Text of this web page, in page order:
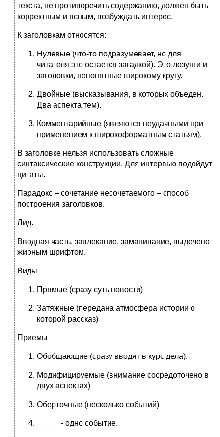
текста, не противоречить содержанию, должен быть
корректным и ясным, возбуждать интерес.
К заголовкам относятся:
Нулевые (что-то подразумевает, но для
читателя это остается загадкой). Это лозунги и
заголовки, непонятные широкому кругу.
Двойные (высказывания, в которых объеден.
Два аспекта тем).
Комментарийные (являются неудачными при
применением к широкоформатным статьям).
В заголовке нельзя использовать сложные
синтаксические конструкции. Для интервью подойдут
цитаты.
Парадокс – сочетание несочетаемого – способ
построения заголовков.
Лид.
Вводная часть, завлекание, заманивание, выделено
жирным шрифтом.
Виды
Прямые (сразу суть новости)
Затяжные (передана атмосфера истории о
которой рассказ)
Приемы
Обобщающие (сразу вводят в курс дела).
Модифицируемые (внимание сосредоточено в
двух аспектах)
Оберточные (несколько событий)
_____ - одно событие.